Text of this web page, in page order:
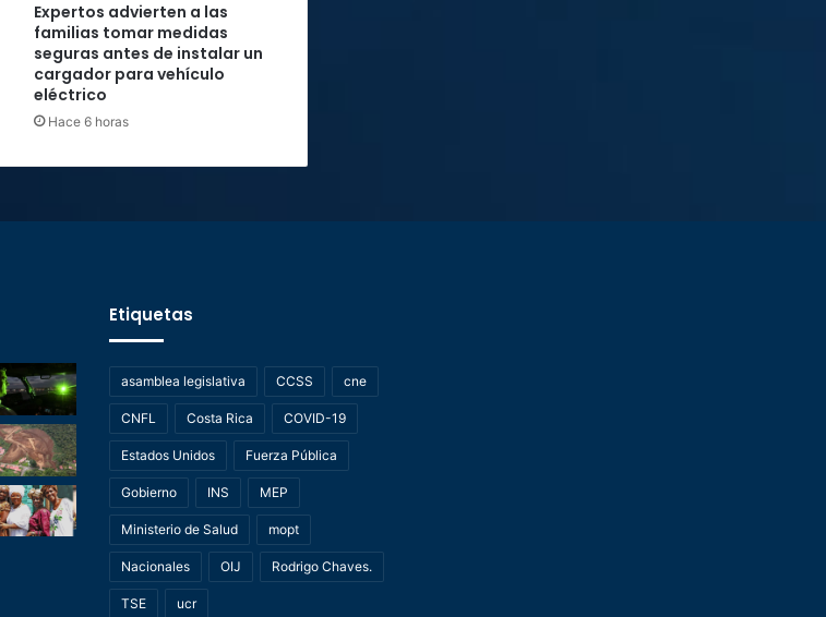
Expertos advierten a las
familias tomar medidas
seguras antes de instalar un
cargador para vehículo
eléctrico
Hace 6 horas
Etiquetas
asamblea legislativa CCSS cne
CNFL Costa Rica COVID-19
Estados Unidos Fuerza Pública
Gobierno INS MEP
Ministerio de Salud mopt
Nacionales OIJ Rodrigo Chaves.
TSE ucr